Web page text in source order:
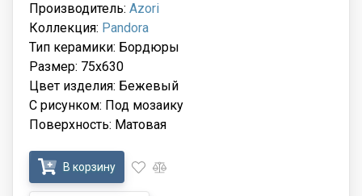
Производитель: Azori
Коллекция: Pandora
Тип керамики: Бордюры
Размер: 75x630
Цвет изделия: Бежевый
С рисунком: Под мозаику
Поверхность: Матовая
В корзину